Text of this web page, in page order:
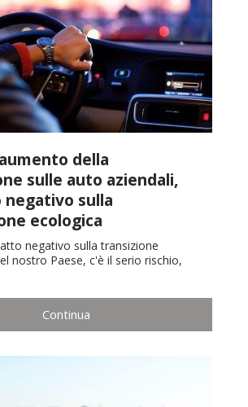
della
sulle auto aziendali,
sulla
ecologica
negativo sulla transizione
nostro Paese, c'è il serio rischio,
Continua